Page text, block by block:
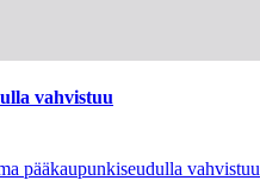
vahvistuu
pääkaupunkiseudulla vahvistuu